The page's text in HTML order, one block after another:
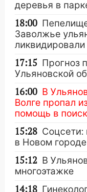
деревья в
18:00
Заволжье
17:15 Прогноз
Ульяновской
16:00 В
Волге пропал
помощь в
15:28 Соцсети:
в Новом городе
15:12 В
многоэтажке
14:18